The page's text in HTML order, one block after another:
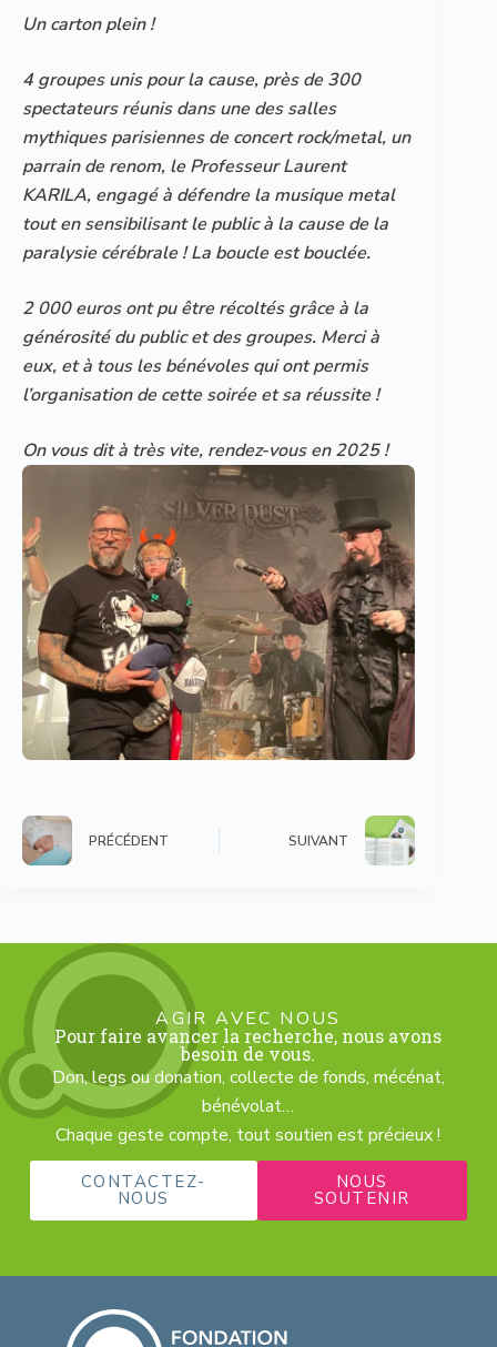
Un carton plein !
4 groupes unis pour la cause, près de 300
spectateurs réunis dans une des salles
mythiques parisiennes de concert rock/metal, un
parrain de renom, le Professeur Laurent
KARILA, engagé à défendre la musique metal
tout en sensibilisant le public à la cause de la
paralysie cérébrale ! La boucle est bouclée.
2 000 euros ont pu être récoltés grâce à la
générosité du public et des groupes. Merci à
eux, et à tous les bénévoles qui ont permis
l’organisation de cette soirée et sa réussite !
On vous dit à très vite, rendez-vous en 2025 !
PRÉCÉDENT SUIVANT
AGIR AVEC NOUS
Pour faire avancer la recherche, nous avons
besoin de vous.
Don, legs ou donation, collecte de fonds, mécénat,
bénévolat…
Chaque geste compte, tout soutien est précieux !
CONTACTEZ-
NOUS
NOUS
SOUTENIR